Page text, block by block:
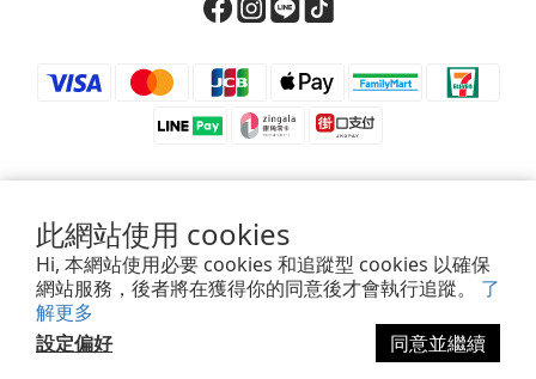
此網站使用 cookies
Hi, 本網站使用必要 cookies 和追蹤型 cookies 以確保
網站服務，後者將在獲得你的同意後才會執行追蹤。 了
解更多
設定偏好
同意並繼續
立即購買
⚠️ 防詐騙提醒 ⚠️
若接獲來電要求匯款、轉帳、儲值或提供驗證碼，皆為詐騙，請立即掛斷。
如對訂單、付款或帳號有疑慮，請透過官方客服確認，或撥打165查證。